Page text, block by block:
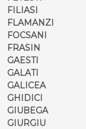
FILIASI
FLAMANZI
FOCSANI
FRASIN
GAESTI
GALATI
GALICEA
GHIDICI
GIUBEGA
GIURGIU